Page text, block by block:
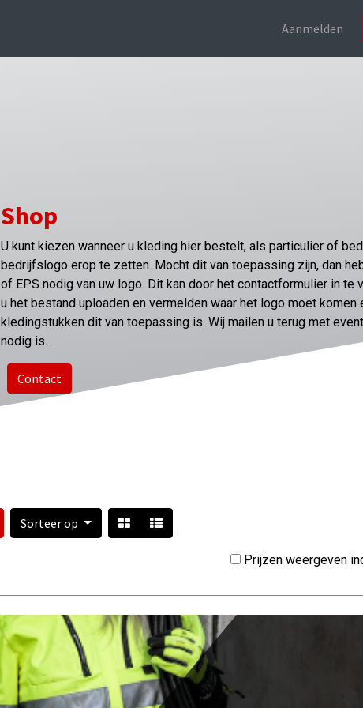
Aanmelden
Shop
U kunt kiezen wanneer u kleding hier bestelt, als particulier of
bedrijfslogo erop te zetten. Mocht dit van toepassing zijn, dan
of EPS nodig van uw logo. Dit kan door het contactformulier in te
u het bestand uploaden en vermelden waar het logo moet komen
kledingstukken dit van toepassing is. Wij mailen u terug met
nodig is.
Contact
Sorteer op
Prijzen weergeven